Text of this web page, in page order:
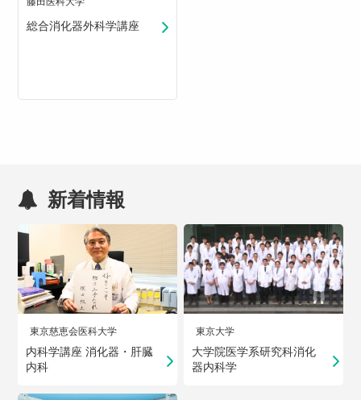
総合消化器外科学講座
新着情報
東京慈恵会医科大学
内科学講座 消化器・肝臓
内科
東京大学
大学院医学系研究科消化
器内科学